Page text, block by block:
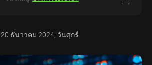
20 ธันวาคม 2024, วันศุกร์